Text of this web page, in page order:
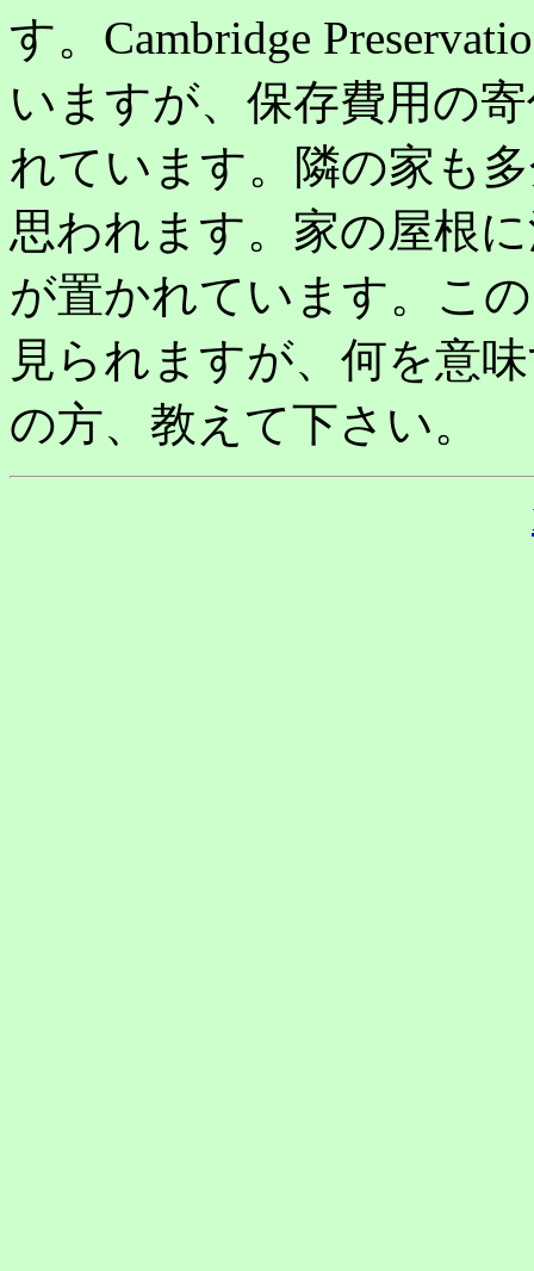
す。Cambridge
いますが、保存費用の
れています。隣の家も
思われます。家の屋根
が置かれています。こ
見られますが、何を意
の方、教えて下さい。